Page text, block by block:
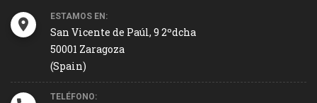
ESTAMOS EN:
San Vicente de Paúl, 9 2ºdcha
50001 Zaragoza
(Spain)
TELÉFONO: